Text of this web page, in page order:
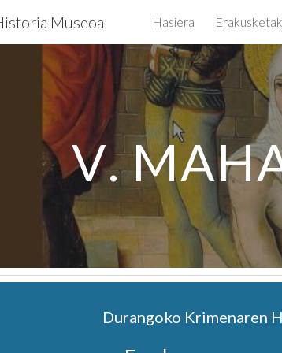
Skip to main content
Museoa Hasiera Erakusketak
V.
Durangoko Krimenaren